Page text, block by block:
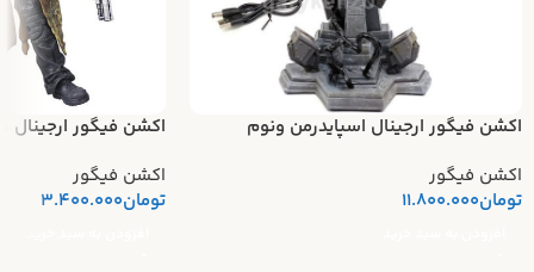
اکشن فیگور ارجینال اسپایدرمن ونوم
اکشن فیگور
تومان11.800.000
اکشن فیگور
اکشن فیگور
تومان3.400.000